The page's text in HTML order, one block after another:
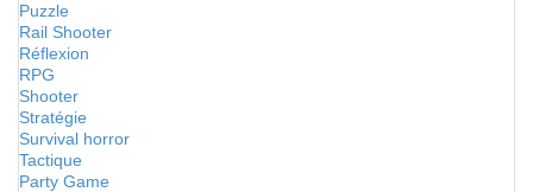
Puzzle
Rail Shooter
Réflexion
RPG
Shooter
Stratégie
Survival horror
Tactique
Party Game